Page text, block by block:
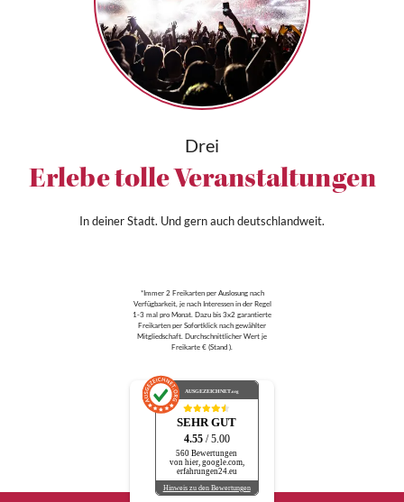
Drei
Erlebe tolle Veranstaltungen
In deiner Stadt. Und gern auch deutschlandweit.
*Immer 2 Freikarten per Auslosung nach
Verfügbarkeit, je nach Interessen in der Regel
1-3 mal pro Monat. Dazu bis 3x2 garantierte
Freikarten per Sofortklick nach gewählter
Mitgliedschaft. Durchschnittlicher Wert je
Freikarte € (Stand ).
AUSGEZEICHNET.org
SEHR GUT
4.55 / 5.00
560 Bewertungen
von hier, google.com,
erfahrungen24.eu
Hinweis zu den Bewertungen